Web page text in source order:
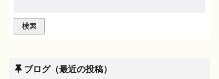
ブログ（最近の投稿）